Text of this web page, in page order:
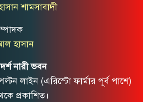
শামসাবাদী
হাসান
নারী ভবন
লাইন (এরিস্টো ফার্মার পূর্ব পাশে)
প্রকাশিত।